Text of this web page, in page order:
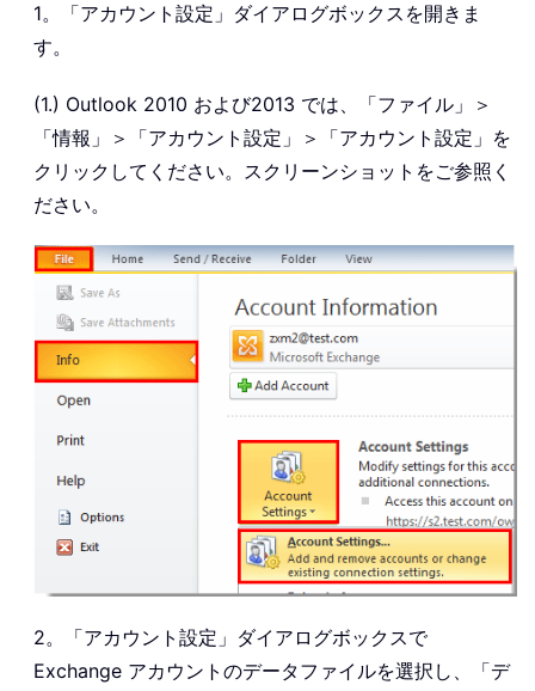
1。「アカウント設定」ダイアログボックスを開きま
す。
(1.) Outlook 2010 および2013 では、「ファイル」＞
「情報」＞「アカウント設定」＞「アカウント設定」を
クリックしてください。スクリーンショットをご参照く
ださい。
2。「アカウント設定」ダイアログボックスで
Exchange アカウントのデータファイルを選択し、「デ